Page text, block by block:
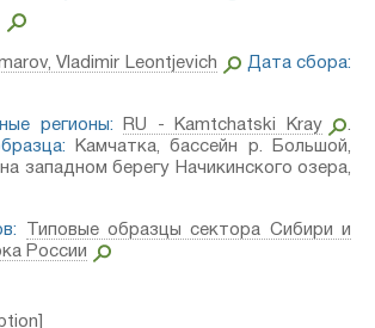
Vladimir Leontjevich
Дата сбора:
регионы: RU - Kamtchatski Kray
.
Камчатка, бассейн р. Большой,
западном берегу Начикинского озера,
Типовые образцы сектора Сибири и
России